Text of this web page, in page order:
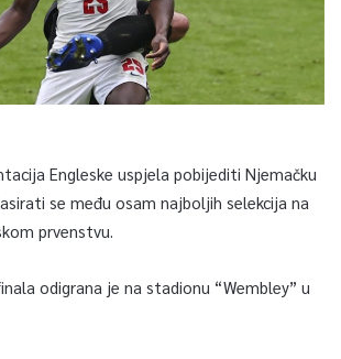
Engleske uspjela pobijediti Njemačku
se među osam najboljih selekcija na
prvenstvu.
odigrana je na stadionu “Wembley” u